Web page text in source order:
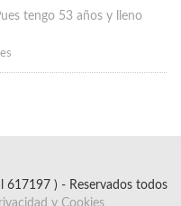
tengo 53 años y lleno
) - Reservados todos
y Cookies